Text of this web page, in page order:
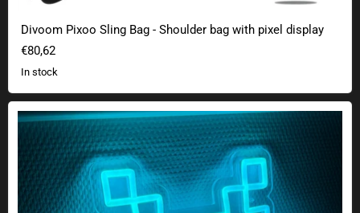
Divoom Pixoo Sling Bag - Shoulder bag with pixel display
€80,62
In stock
Space Invaders Neon Logo Lamp